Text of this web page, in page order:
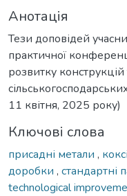
Анотація
Тези доповідей
практичної
розвитку конструкцій
11 квітня, 2025 року)
Ключові слова
присадні метали ,
доробки , стандартні
technological